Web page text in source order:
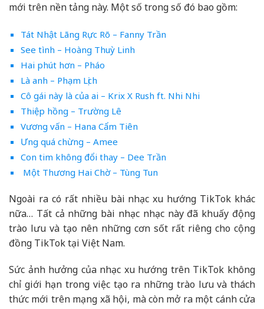
mới trên nền tảng này. Một số trong số đó bao gồm:
Tát Nhật Lãng Rực Rõ – Fanny Trần
See tình – Hoàng Thuỳ Linh
Hai phút hơn – Pháo
Là anh – Phạm Lịch
Cô gái này là của ai – Krix X Rush ft. Nhi Nhi
Thiệp hồng – Trường Lê
Vương vấn – Hana Cẩm Tiên
Ưng quá chừng – Amee
Con tim không đổi thay – Dee Trần
Một Thương Hai Chờ – Tùng Tun
Ngoài ra có rất nhiều bài nhạc xu hướng TikTok khác
nữa… Tất cả những bài nhạc nhạc này đã khuấy động
trào lưu và tạo nên những cơn sốt rất riêng cho cộng
đồng TikTok tại Việt Nam.
Sức ảnh hưởng của nhạc xu hướng trên TikTok không
chỉ giới hạn trong việc tạo ra những trào lưu và thách
thức mới trên mạng xã hội, mà còn mở ra một cánh cửa